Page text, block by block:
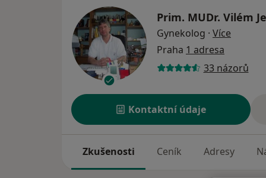
Prim. MUDr. Vilém
Gynekolog · Více
Praha 1 adresa
33 názorů
Kontaktní údaje
Zkušenosti Ceník Adresy